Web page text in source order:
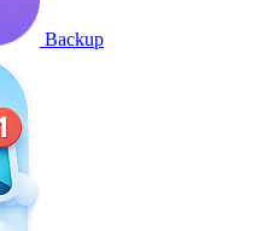
Backup